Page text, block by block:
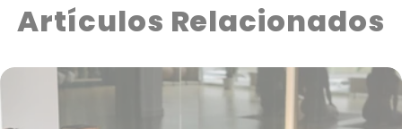
Artículos Relacionados